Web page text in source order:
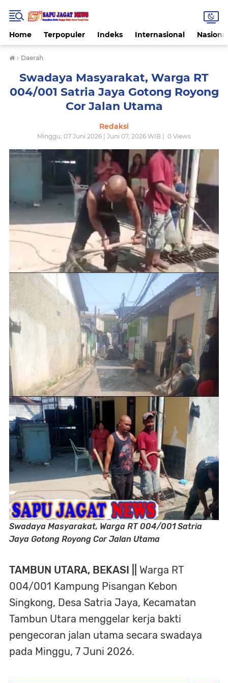
Home Terpopuler Indeks Internasional
› Daerah
Swadaya Masyarakat, Warga RT
004/001 Satria Jaya Gotong Royong
Cor Jalan Utama
Redaksi
Minggu, 07 Juni 2026 | Juni 07, 2026 WIB | 0 Views
Swadaya Masyarakat, Warga RT 004/001 Satria
Jaya Gotong Royong Cor Jalan Utama
TAMBUN UTARA, BEKASI ||
Warga RT
004/001 Kampung Pisangan Kebon
Singkong, Desa Satria Jaya, Kecamatan
Tambun Utara menggelar kerja bakti
pengecoran jalan utama secara swadaya
pada Minggu, 7 Juni 2026.